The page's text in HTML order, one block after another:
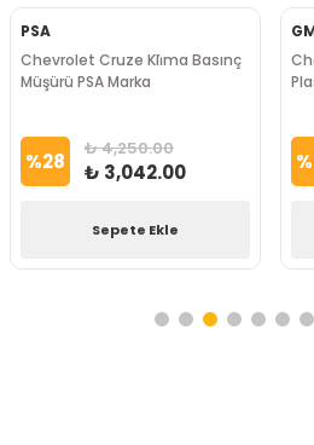
PSA
Chevrolet Cruze Kli̇ma Basınç
Müşürü PSA Marka
%28 ₺ 4,250.00
₺ 3,042.00
Sepete Ekle
%